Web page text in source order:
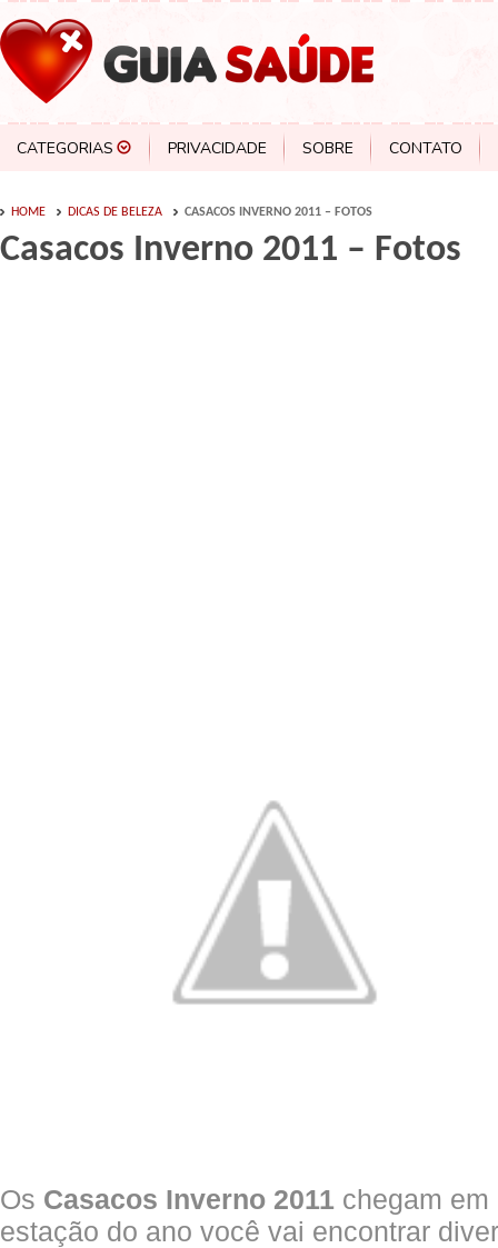
CATEGORIAS PRIVACIDADE SOBRE CONTATO
HOME DICAS DE BELEZA CASACOS INVERNO 2011 – FOTOS
Casacos Inverno 2011 – Fotos
Os Casacos Inverno 2011 chegam
estação do ano você vai encontrar